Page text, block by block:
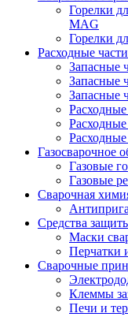
Горелки
MAG
Горелки
Расходные
Запасные
Запасные
Запасные
Газосварочное
Газовые
Газовые
Сварочная
Средства
Маски
Перчатки
Сварочные
Клеммы
Печи и